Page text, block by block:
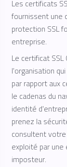
Les certificats
fournissent une
protection SSL
entreprise.
Le certificat
l'organisation
par rapport aux
le cadenas du
identité
prenez la
consultent
exploité par
imposteur.